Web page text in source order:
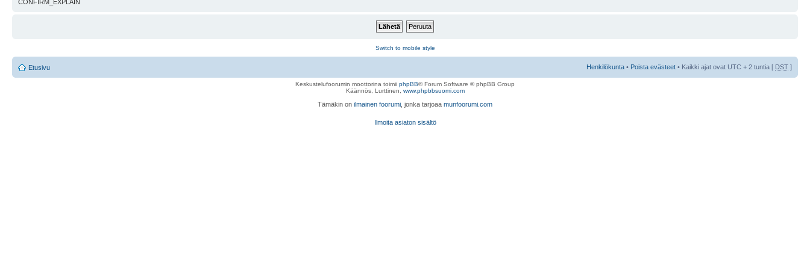
CONFIRM_EXPLAIN
Switch to mobile style
Etusivu Henkilökunta • Poista evästeet • Kaikki ajat ovat UTC + 2 tuntia [ DST ]
Keskustelufoorumin moottorina toimii phpBB® Forum Software © phpBB Group
Käännös, Lurttinen, www.phpbbsuomi.com
Tämäkin on ilmainen foorumi , jonka tarjoaa munfoorumi.com
Ilmoita asiaton sisältö